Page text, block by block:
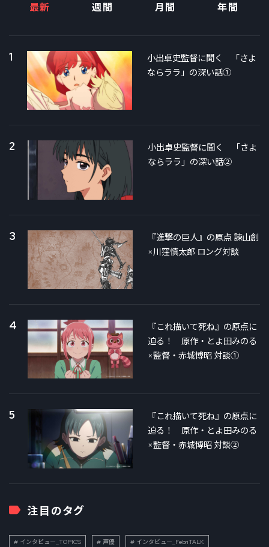
最新 週間 月間 年間
1
小出卓史監督に聞く 「さよ
ならララ」の深い話①
2
小出卓史監督に聞く 「さよ
ならララ」の深い話②
3
『進撃の巨人』の原点 諫山創
×川窪慎太郎 ロング対談
4
『これ描いて死ね』の原点に
迫る！ 原作・とよ田みのる
×監督・赤城博昭 対談①
5
『これ描いて死ね』の原点に
迫る！ 原作・とよ田みのる
×監督・赤城博昭 対談②
注目のタグ
インタビュー_TOPICS 声優 インタビュー_FebriTALK